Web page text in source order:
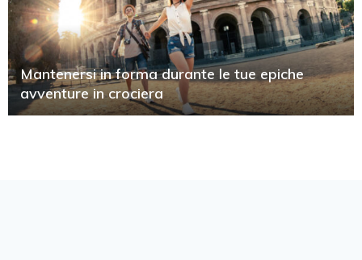
Mantenersi in forma durante le tue epiche
avventure in crociera